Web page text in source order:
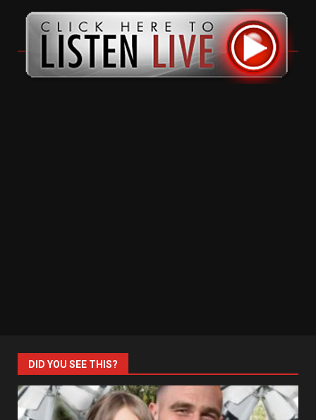
DID YOU SEE THIS?